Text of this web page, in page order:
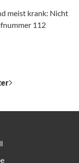
meist krank: Nicht
112